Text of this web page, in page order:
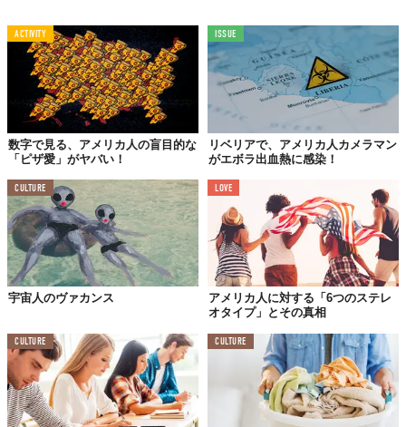
ACTIVITY
数字で見る、アメリカ人の盲目的な
「ピザ愛」がヤバい！
ISSUE
リベリアで、アメリカ人カメラマン
がエボラ出血熱に感染！
CULTURE
宇宙人のヴァカンス
LOVE
アメリカ人に対する「6つのステレ
オタイプ」とその真相
CULTURE CULTURE